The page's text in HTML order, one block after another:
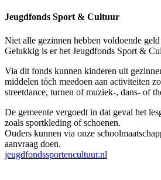
Jeugdfonds Sport & Cultuur
Niet alle gezinnen hebben voldoende
Gelukkig is er het Jeugdfonds Sport &
Via dit fonds kunnen kinderen uit
middelen tóch meedoen aan activiteiten
streetdance, turnen of muziek-, dans- of
De gemeente vergoedt in dat geval het
zoals sportkleding of schoenen.
Ouders kunnen via onze
aanvraag doen.
jeugdfondssportencultuur.nl